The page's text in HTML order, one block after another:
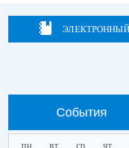
События
пн вт ср чт